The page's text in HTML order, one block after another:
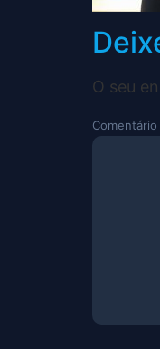
O seu
Comentário